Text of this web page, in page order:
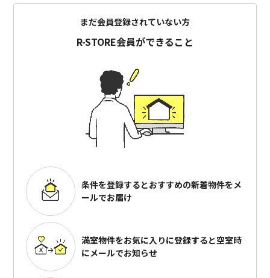
まだ会員登録されていない方
R-STORE会員ができること
条件を登録するとおすすめの新着物件をメ
ールでお届け
満室物件をお気に入りに登録すると空室時
にメールでお知らせ